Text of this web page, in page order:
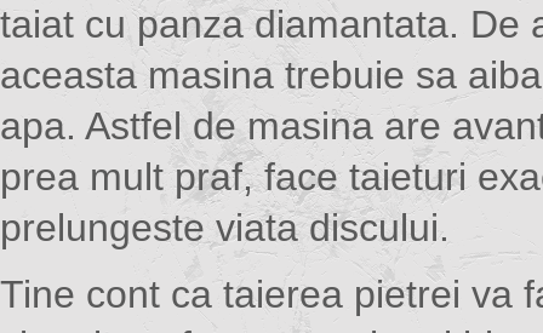
taiat cu panza diamantata. De
aceasta masina trebuie sa
apa. Astfel de masina are
prea mult praf, face taieturi
prelungeste viata discului.
Tine cont ca taierea pietrei va